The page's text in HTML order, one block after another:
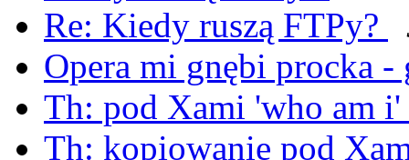
Re: Kiedy ruszą FTPy?
Opera mi gnębi procka
Th: pod Xami 'who am
Th: kopiowanie pod